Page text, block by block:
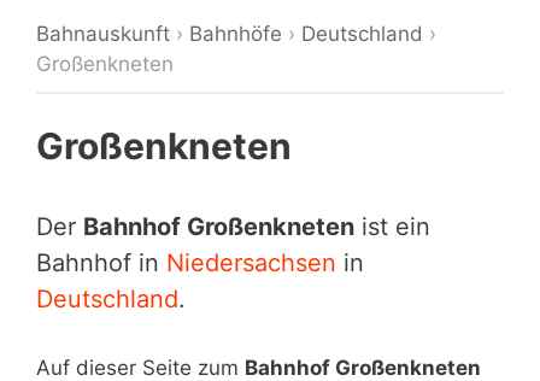
Bahnauskunft › Bahnhöfe › Deutschland ›
Großenkneten
Großenkneten
Der Bahnhof Großenkneten ist ein
Bahnhof in Niedersachsen in
Deutschland.
Auf dieser Seite zum Bahnhof Großenkneten